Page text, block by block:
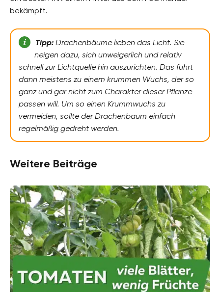
bekämpft.
Tipp:Drachenbäume lieben das Licht. Sie
neigen dazu, sich unweigerlich und relativ
schnell zur Lichtquelle hin auszurichten. Das führt
dann meistens zu einem krummen Wuchs, der so
ganz und gar nicht zum Charakter dieser Pflanze
passen will. Um so einen Krummwuchs zu
vermeiden, sollte der Drachenbaum einfach
regelmäßig gedreht werden.
Weitere Beiträge